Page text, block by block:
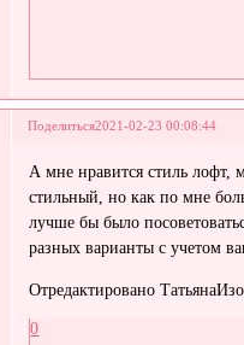
Поделиться2021-02-23 00:08:44
А мне нравится стиль лофт,
стильный, но как по мне
лучше бы было
разных варианты с учетом
Отредактировано
0